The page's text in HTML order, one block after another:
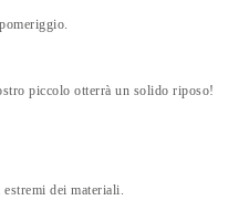
piccolo otterrà un solido riposo!
estremi dei materiali.